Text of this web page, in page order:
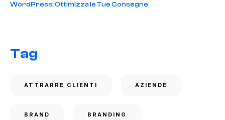
WordPress: Ottimizza le Tue Consegne
Tag
ATTRARRE CLIENTI AZIENDE
BRAND BRANDING